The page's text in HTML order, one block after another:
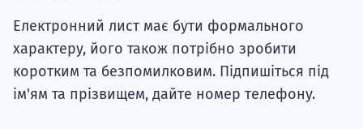
Електронний лист має бути формального
характеру, його також потрібно зробити
коротким та безпомилковим. Підпишіться під
ім'ям та прізвищем, дайте номер телефону.